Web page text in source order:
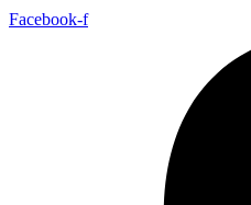
Facebook-f